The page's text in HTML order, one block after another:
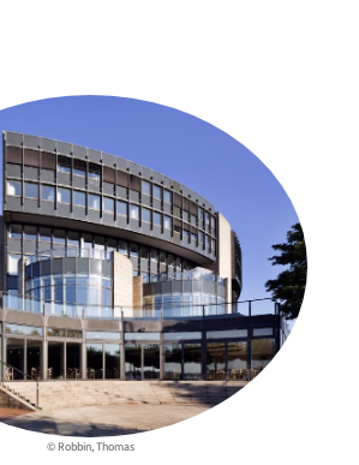
© Robbin, Thomas